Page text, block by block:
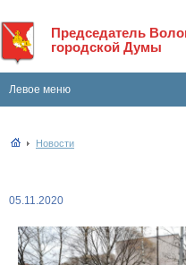
Председатель
городской Думы
Левое меню
Новости
05.11.2020